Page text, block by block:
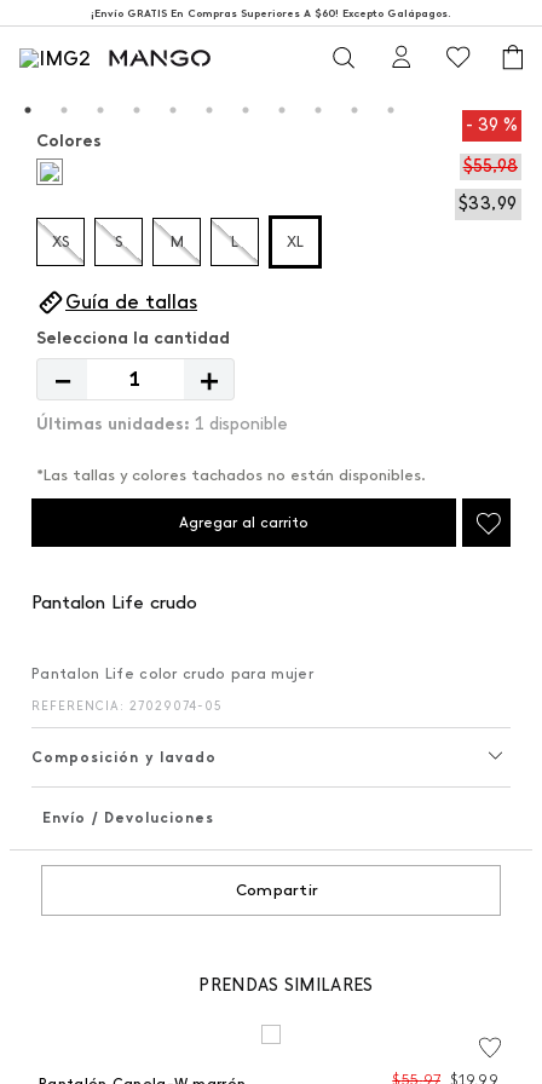
¡Envío GRATIS En Compras Superiores A $60! Excepto Galápagos.
39 %
$55,98
$33,99
Colores
XS S M L XL
Guía de tallas
＋
－
1 disponible
*Las tallas y colores tachados no están disponibles.
Agregar al carrito
Pantalon Life crudo
Pantalon Life color crudo para mujer
REFERENCIA : 27029074-05
Composición y lavado
Envío / Devoluciones
Compartir
PRENDAS SIMILARES
$55,97 $19,99